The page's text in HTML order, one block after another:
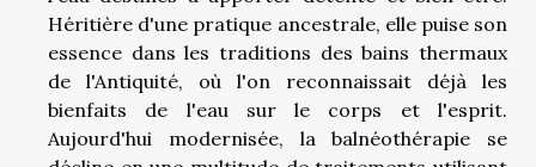
Héritière d'une pratique ancestrale, elle puise son
essence dans les traditions des bains thermaux
de l'Antiquité, où l'on reconnaissait déjà les
bienfaits de l'eau sur le corps et l'esprit.
Aujourd'hui modernisée, la balnéothérapie se